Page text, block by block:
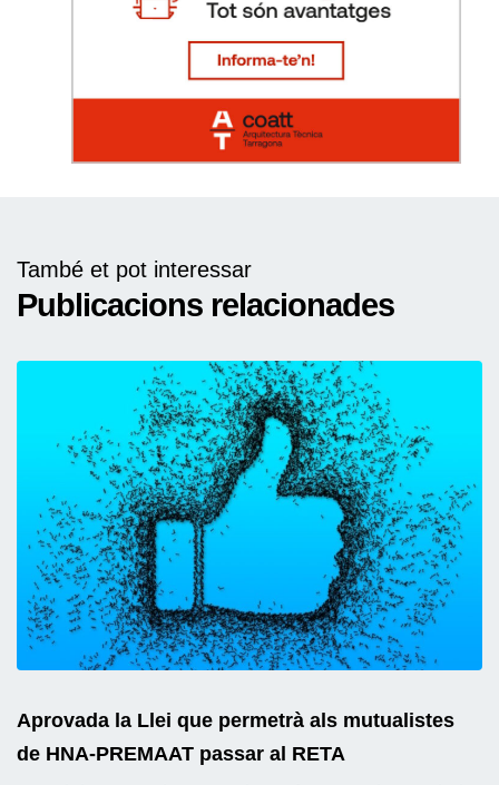
També et pot interessar
Publicacions relacionades
Aprovada la Llei que permetrà als mutualistes
de HNA-PREMAAT passar al RETA